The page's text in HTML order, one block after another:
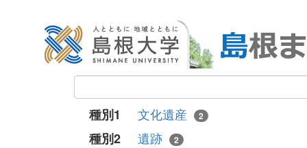
種別1 文化遺産 2
種別2 遺跡 2